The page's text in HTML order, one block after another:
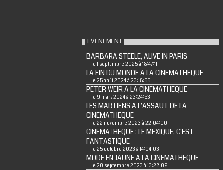
EVENEMENT
BARBARA STEELE, ALIVE IN PARIS
le 1 septembre 2025 à 18:47:11
LA FIN DU MONDE A LA CINEMATHEQUE
le 25 août 2024 à 23:18:55
PETER WEIR A LA CINEMATHEQUE
le 9 mars 2024 à 23:24:53
LES MARTIENS A L'ASSAUT DE LA
CINEMATHEQUE
le 22 novembre 2023 à 22:04:00
CINEMATHEQUE : LE MEXIQUE, C'EST
FANTASTIQUE
le 25 octobre 2023 à 14:04:03
MODE EN JAUNE A LA CINEMATHEQUE
le 20 septembre 2023 à 13:28:09